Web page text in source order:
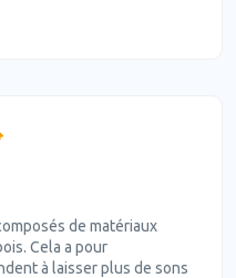
de matériaux
Cela a pour
à laisser plus de sons